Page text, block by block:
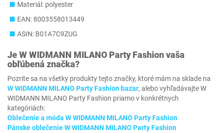
Materiál: polyester
EAN: 8003558013449
ASIN: B01A7C9ZUG
JeW WIDMANN MILANO Party Fashionvaša
obľúbená značka?
Pozrite sa na všetky produkty tejto značky, ktoré mám na sklade na
W WIDMANN MILANO Party Fashion bazar, alebo vyhľadávajte W
WIDMANN MILANO Party Fashion priamo v konkrétnych
kategóriách:
Oblečenie a móda W WIDMANN MILANO Party Fashion
Pánske oblečenie W WIDMANN MILANO Party Fashion